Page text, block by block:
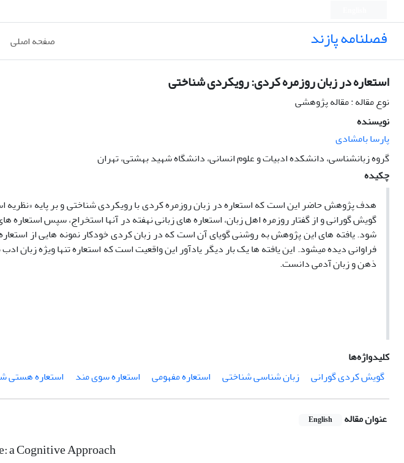
فصلنامه پازند صفحه اصلی
استعاره در زبان روزمره کردی: رویکردی شناختی
نوع مقاله : مقاله پژوهشی
نویسنده
پارسا بامشادی
گروه زبانشناسی، دانشکده ادبیات و علوم انسانی، دانشگاه شهید بهشتی، تهران
چکیده
هدف پژوهش حاضر این است که استعاره در زبان روزمره کردی با رویکردی شناختی و بر پایه­ «نظریه
ذهن و زبان آدمی دانست.
کلیدواژه‌ها
گویش کردی گورانی
زبان شناسی شناختی استعاره مفهومی استعاره سوی مند استعاره هستی
عنوان مقاله English
a Cognitive Approach